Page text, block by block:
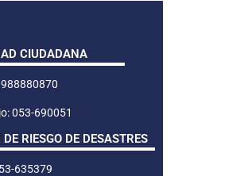
CIUDADANA
053-690051
RIESGO DE DESASTRES
635379